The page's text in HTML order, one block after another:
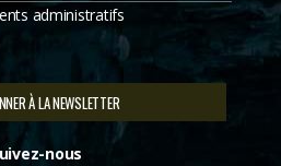
administratifs
À LA NEWSLETTER
nous